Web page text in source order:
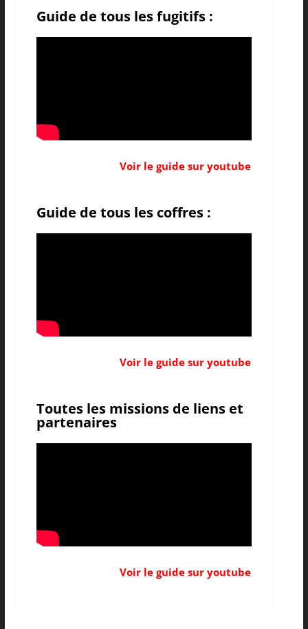
Guide de tous les fugitifs :
Voir le guide sur youtube
Guide de tous les coffres :
Voir le guide sur youtube
Toutes les missions de liens et
partenaires
Voir le guide sur youtube